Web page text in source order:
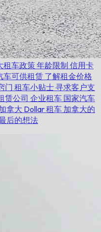
租车政策年龄限制 信用卡
车可供租赁 了解租金价格
门 租车小贴士寻求客户支
赁公司 企业租车 国家汽车
拿大 Dollar 租车加拿大的
后的想法